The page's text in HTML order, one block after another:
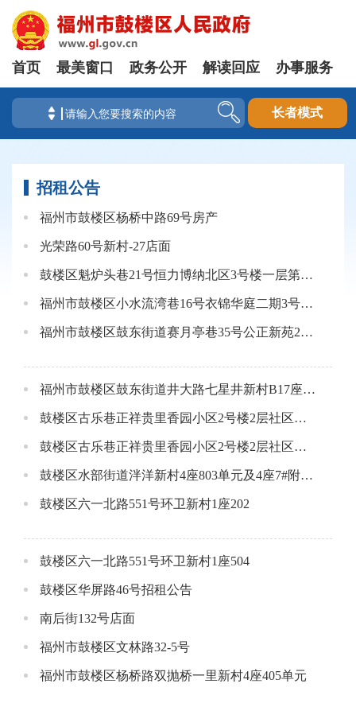
首页 最美窗口 政务公开 解读回应 办事服务
长者模式
招租公告
福州市鼓楼区杨桥中路69号房产
光荣路60号新村-27店面
鼓楼区魁炉头巷21号恒力博纳北区3号楼一层第一间公开招租公告
福州市鼓楼区小水流湾巷16号衣锦华庭二期3号楼一层店面（大间）
福州市鼓楼区鼓东街道赛月亭巷35号公正新苑2#楼106单元公开招租公告
福州市鼓楼区鼓东街道井大路七星井新村B17座一层店面公开招租公告
鼓楼区古乐巷正祥贵里香园小区2号楼2层社区配套用房A（东侧）
鼓楼区古乐巷正祥贵里香园小区2号楼2层社区配套用房B(西侧）
鼓楼区水部街道泮洋新村4座803单元及4座7#附属间
鼓楼区六一北路551号环卫新村1座202
鼓楼区六一北路551号环卫新村1座504
鼓楼区华屏路46号招租公告
南后街132号店面
福州市鼓楼区文林路32-5号
福州市鼓楼区杨桥路双抛桥一里新村4座405单元